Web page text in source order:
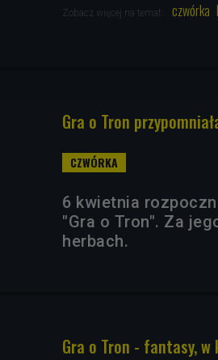
Zobacz więcej na temat: czwórka
Gra o Tron
6 kwietnia
"Gra o Tron". Za
herbach.
Gra o Tron - fantasy,